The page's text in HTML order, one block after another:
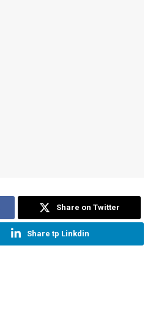
Share on Twitter
Share tp Linkdin